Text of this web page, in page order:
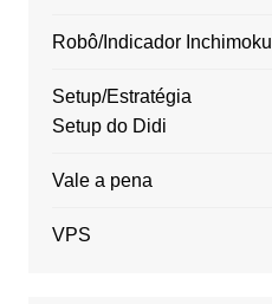
Robô/Indicador Inchimoku
Setup/Estratégia
Setup do Didi
Vale a pena
VPS